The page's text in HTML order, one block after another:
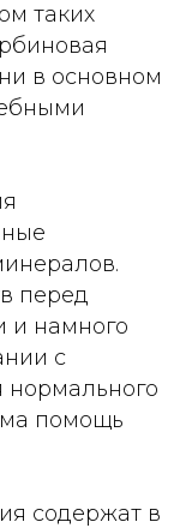
таких
в основном
перед
и намного
с
помощь
содержат в